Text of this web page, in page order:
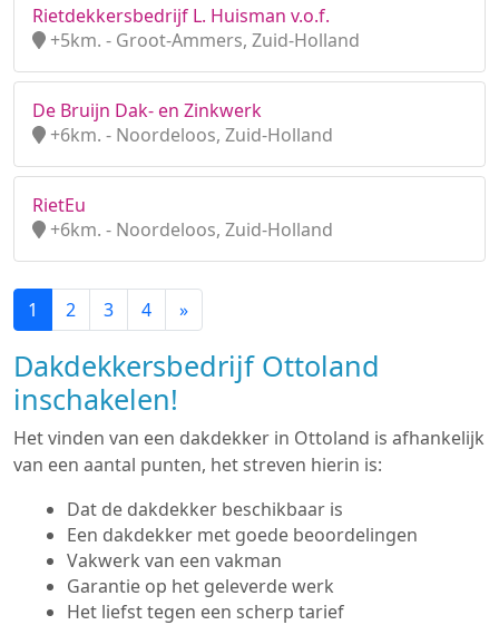
Rietdekkersbedrijf L. Huisman v.o.f.
+5km. - Groot-Ammers, Zuid-Holland
De Bruijn Dak- en Zinkwerk
+6km. - Noordeloos, Zuid-Holland
RietEu
+6km. - Noordeloos, Zuid-Holland
1 2 3 4 »
Dakdekkersbedrijf Ottoland
inschakelen!
Het vinden van een dakdekker in Ottoland is afhankelijk
van een aantal punten, het streven hierin is:
Dat de dakdekker beschikbaar is
Een dakdekker met goede beoordelingen
Vakwerk van een vakman
Garantie op het geleverde werk
Het liefst tegen een scherp tarief